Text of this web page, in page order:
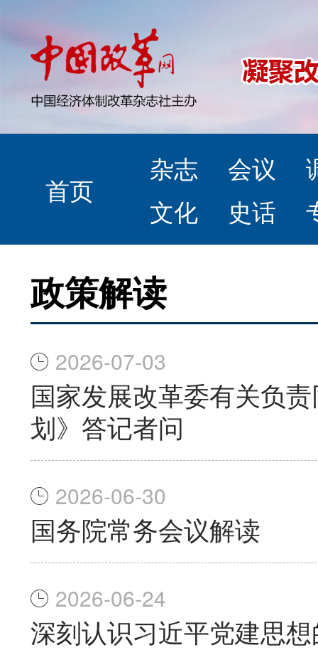
首页
杂志 会议
文化
史话
政策解读
2026-07-03
国家发展改革委有关负
划》答记者问
2026-06-30
国务院常务会议解读
2026-06-24
深刻认识习近平党建思